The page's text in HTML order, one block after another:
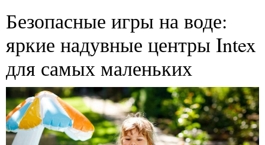
Безопасные игры на воде:
яркие надувные центры Intex
для самых маленьких